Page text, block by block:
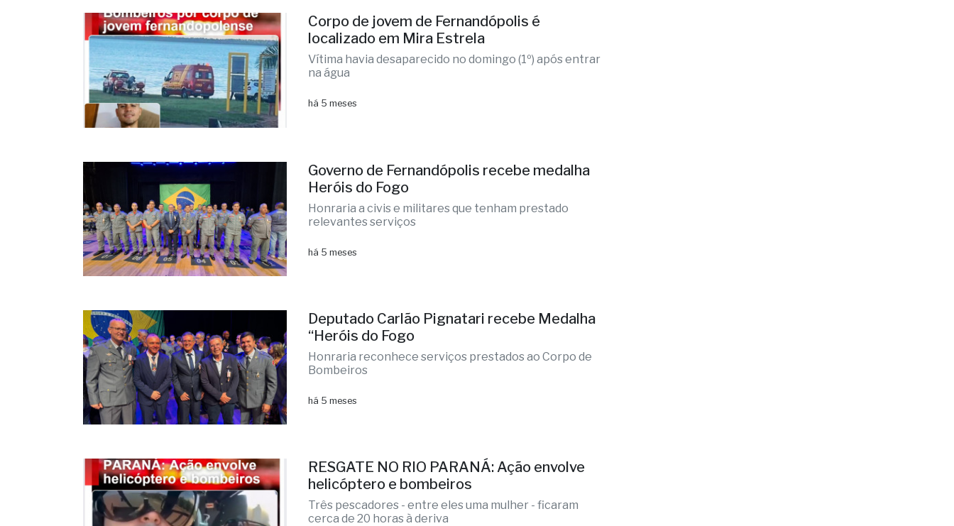
Corpo de jovem de Fernandópolis é
localizado em Mira Estrela
Vítima havia desaparecido no domingo (1º) após entrar
na água
há 5 meses
Governo de Fernandópolis recebe medalha
Heróis do Fogo
Honraria a civis e militares que tenham prestado
relevantes serviços
há 5 meses
Deputado Carlão Pignatari recebe Medalha
“Heróis do Fogo
Honraria reconhece serviços prestados ao Corpo de
Bombeiros
há 5 meses
RESGATE NO RIO PARANÁ: Ação envolve
helicóptero e bombeiros
Três pescadores - entre eles uma mulher - ficaram
cerca de 20 horas à deriva